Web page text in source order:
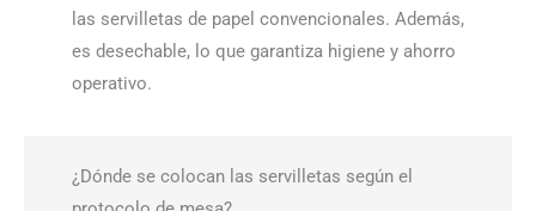
las servilletas de papel convencionales. Además,
es desechable, lo que garantiza higiene y ahorro
operativo.
¿Dónde se colocan las servilletas según el